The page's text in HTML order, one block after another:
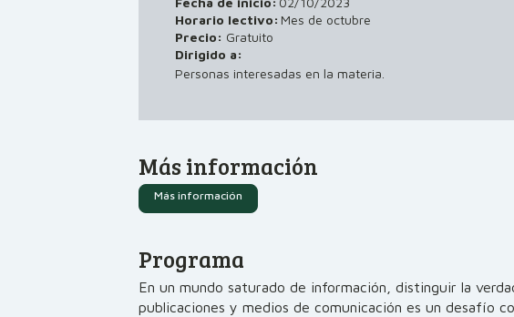
Horario lectivo: Mes de octubre
Precio: Gratuito
Dirigido a:
Personas interesadas en la materia.
Más información
Más información
Programa
En un mundo saturado de información, distinguir la
publicaciones y medios de comunicación es un desafío